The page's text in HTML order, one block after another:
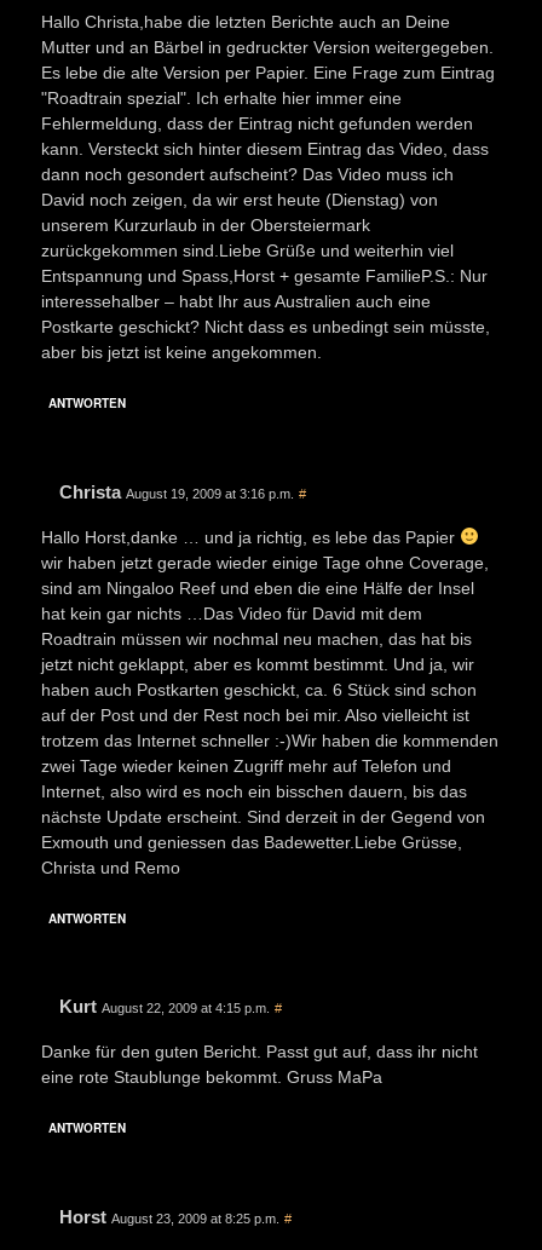
Hallo Christa,habe die letzten Berichte auch an Deine
Mutter und an Bärbel in gedruckter Version weitergegeben.
Es lebe die alte Version per Papier. Eine Frage zum Eintrag
"Roadtrain spezial". Ich erhalte hier immer eine
Fehlermeldung, dass der Eintrag nicht gefunden werden
kann. Versteckt sich hinter diesem Eintrag das Video, dass
dann noch gesondert aufscheint? Das Video muss ich
David noch zeigen, da wir erst heute (Dienstag) von
unserem Kurzurlaub in der Obersteiermark
zurückgekommen sind.Liebe Grüße und weiterhin viel
Entspannung und Spass,Horst + gesamte FamilieP.S.: Nur
interessehalber – habt Ihr aus Australien auch eine
Postkarte geschickt? Nicht dass es unbedingt sein müsste,
aber bis jetzt ist keine angekommen.
ANTWORTEN
Christa August 19, 2009 at 3:16 p.m. #
Hallo Horst,danke … und ja richtig, es lebe das Papier
wir haben jetzt gerade wieder einige Tage ohne Coverage,
sind am Ningaloo Reef und eben die eine Hälfe der Insel
hat kein gar nichts …Das Video für David mit dem
Roadtrain müssen wir nochmal neu machen, das hat bis
jetzt nicht geklappt, aber es kommt bestimmt. Und ja, wir
haben auch Postkarten geschickt, ca. 6 Stück sind schon
auf der Post und der Rest noch bei mir. Also vielleicht ist
trotzem das Internet schneller :-)Wir haben die kommenden
zwei Tage wieder keinen Zugriff mehr auf Telefon und
Internet, also wird es noch ein bisschen dauern, bis das
nächste Update erscheint. Sind derzeit in der Gegend von
Exmouth und geniessen das Badewetter.Liebe Grüsse,
Christa und Remo
ANTWORTEN
Kurt August 22, 2009 at 4:15 p.m. #
Danke für den guten Bericht. Passt gut auf, dass ihr nicht
eine rote Staublunge bekommt. Gruss MaPa
ANTWORTEN
Horst August 23, 2009 at 8:25 p.m. #